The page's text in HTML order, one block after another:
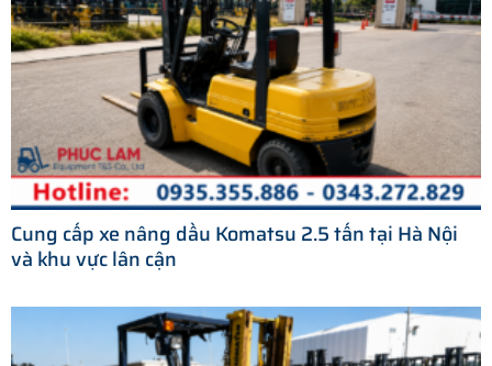
Cung cấp xe nâng dầu Komatsu 2.5 tấn tại Hà Nội
và khu vực lân cận